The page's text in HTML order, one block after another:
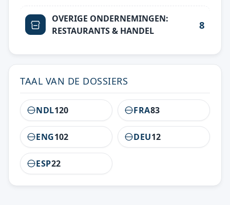
OVERIGE ONDERNEMINGEN:
RESTAURANTS & HANDEL
8
TAAL VAN DE DOSSIERS
NDL120 FRA83
ENG102 DEU12
ESP22